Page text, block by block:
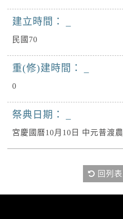
建立時間：
民國70
重(修)建時間：
0
祭典日期：
宮慶國曆10月10日 中元普渡
回列